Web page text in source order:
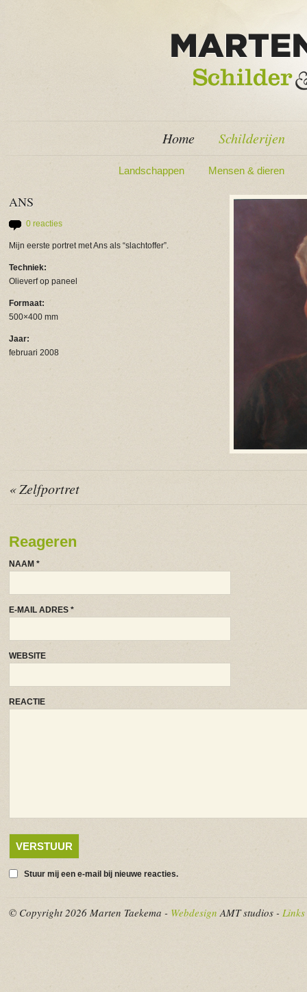
Home Schilderijen
Landschappen Mensen & dieren
ANS
0 reacties
Mijn eerste portret met Ans als “slachtoffer”.
Techniek:
Olieverf op paneel
Formaat:
500×400 mm
Jaar:
februari 2008
« Zelfportret
Reageren
NAAM *
E-MAIL ADRES *
WEBSITE
REACTIE
Stuur mij een e-mail bij nieuwe reacties.
© Copyright 2026 Marten Taekema - Webdesign AMT studios - Links